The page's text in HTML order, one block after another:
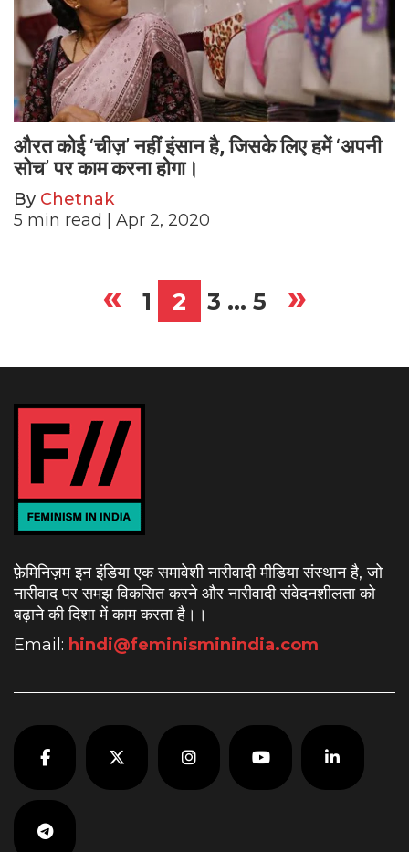
औरत कोई ‘चीज़’ नहीं इंसान है, जिसके लिए हमें ‘अपनी
सोच’ पर काम करना होगा।
By Chetnak
5 min read | Apr 2, 2020
« 1 2 3 … 5 »
फ़ेमिनिज़म इन इंडिया एक समावेशी नारीवादी मीडिया संस्थान है, जो
नारीवाद पर समझ विकसित करने और नारीवादी संवेदनशीलता को
बढ़ाने की दिशा में काम करता है। ।
Email: hindi@feminisminindia.com